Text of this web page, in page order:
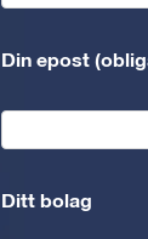
Din epost
Ditt bolag